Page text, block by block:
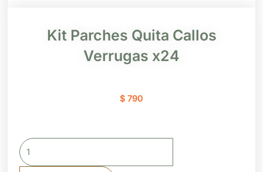
Kit Parches Quita Callos
Verrugas x24
$ 790
Kit
Parches